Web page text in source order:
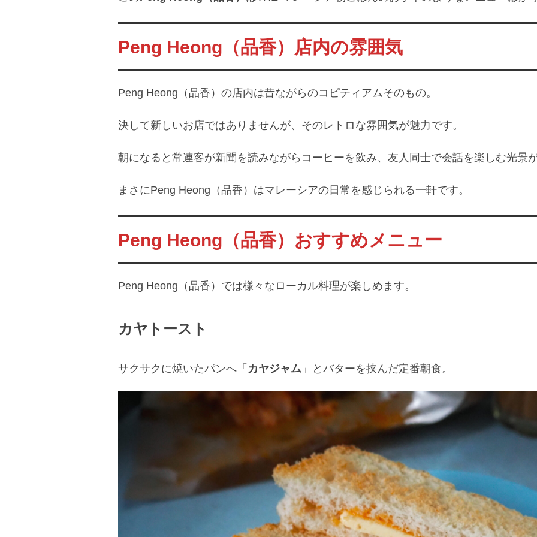
Peng Heong（品香） 店内の雰囲気
Peng Heong（品香）の店内は昔ながらのコピティアムそのもの。
決して新しいお店ではありませんが、そのレトロな雰囲気が魅力です。
朝になると常連客が新聞を読みながらコーヒーを飲み、友人同士で会話を楽しむ光景が
まさにPeng Heong（品香）はマレーシアの日常を感じられる一軒です。
Peng Heong（品香） おすすめメニュー
Peng Heong（品香）では様々なローカル料理が楽しめます。
カヤトースト
サクサクに焼いたパンへ「 カヤジャム 」とバターを挟んだ定番朝食。